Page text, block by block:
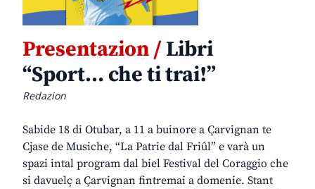
Presentazion /Libri
“Sport… che ti trai!”
Redazion
Sabide 18 di Otubar, a 11 a buinore a Çarvignan te
Cjase de Musiche, “La Patrie dal Friûl” e varà un
spazi intal program dal biel Festival del Coraggio che
si davuelç a Çarvignan fintremai a domenie. Stant